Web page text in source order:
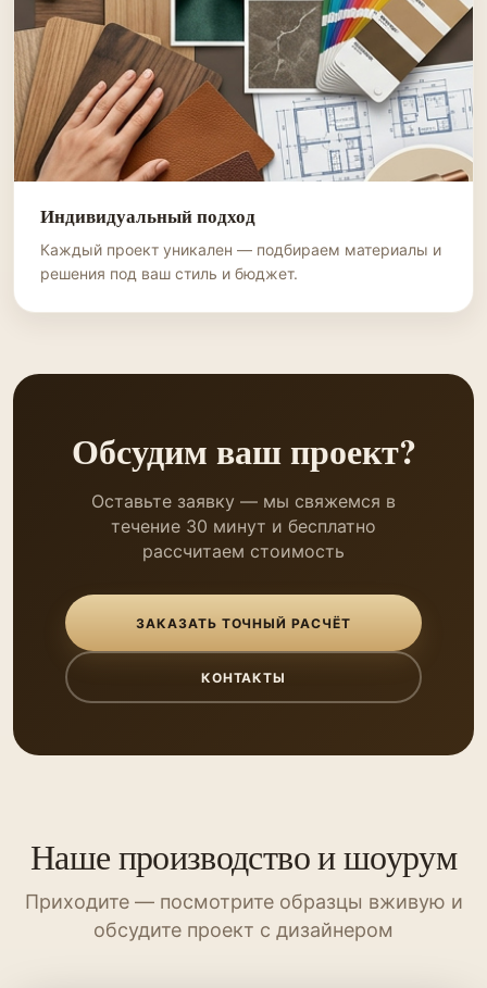
Индивидуальный подход
Каждый проект уникален — подбираем материалы и
решения под ваш стиль и бюджет.
Обсудим ваш проект?
Оставьте заявку — мы свяжемся в
течение 30 минут и бесплатно
рассчитаем стоимость
ЗАКАЗАТЬ ТОЧНЫЙ РАСЧЁТ
КОНТАКТЫ
Наше производство и шоурум
Приходите — посмотрите образцы вживую и
обсудите проект с дизайнером